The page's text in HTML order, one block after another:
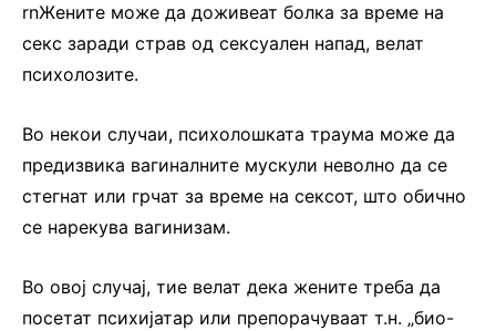
rnЖените може да доживеат болка за време на
секс заради страв од сексуален напад, велат
психолозите.
Во некои случаи, психолошката траума може да
предизвика вагиналните мускули неволно да се
стегнат или грчат за време на сексот, што обично
се нарекува вагинизам.
Во овој случај, тие велат дека жените треба да
посетат психијатар или препорачуваат т.н. „био-